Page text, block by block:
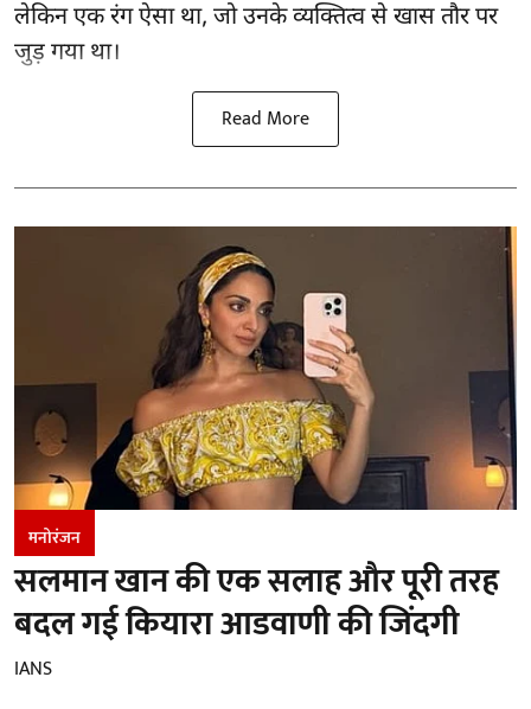
लेकिन एक रंग ऐसा था, जो उनके व्यक्तित्व से खास तौर पर
जुड़ गया था।
Read More
मनोरंजन
सलमान खान की एक सलाह और पूरी तरह
बदल गई कियारा आडवाणी की जिंदगी
IANS